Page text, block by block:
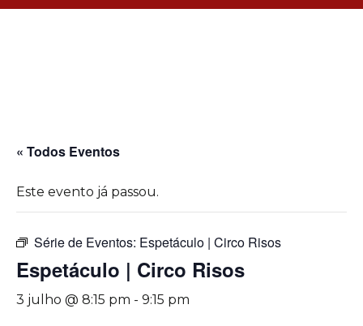
« Todos Eventos
Este evento já passou.
Série de Eventos: Espetáculo | Circo Risos
Espetáculo | Circo Risos
3 julho @ 8:15 pm - 9:15 pm